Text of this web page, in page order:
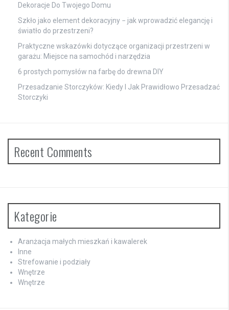
Dekoracje Do Twojego Domu
Szkło jako element dekoracyjny − jak wprowadzić elegancję i
światło do przestrzeni?
Praktyczne wskazówki dotyczące organizacji przestrzeni w
garażu: Miejsce na samochód i narzędzia
6 prostych pomysłów na farbę do drewna DIY
Przesadzanie Storczyków: Kiedy I Jak Prawidłowo Przesadzać
Storczyki
Recent Comments
Kategorie
Aranżacja małych mieszkań i kawalerek
Inne
Strefowanie i podziały
Wnętrze
Wnętrze